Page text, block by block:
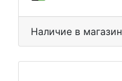
Наличие в